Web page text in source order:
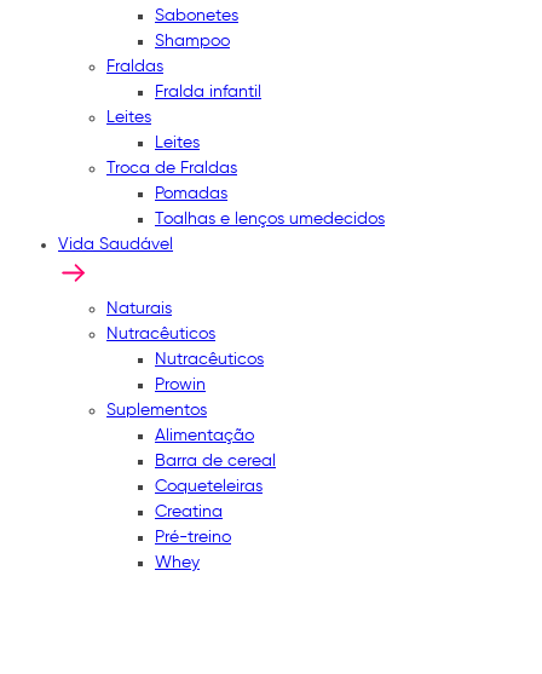
Sabonetes
Shampoo
Fraldas
Fralda infantil
Leites
Leites
Troca de Fraldas
Pomadas
Toalhas e lenços umedecidos
Vida Saudável
Naturais
Nutracêuticos
Nutracêuticos
Prowin
Suplementos
Alimentação
Barra de cereal
Coqueteleiras
Creatina
Pré-treino
Whey